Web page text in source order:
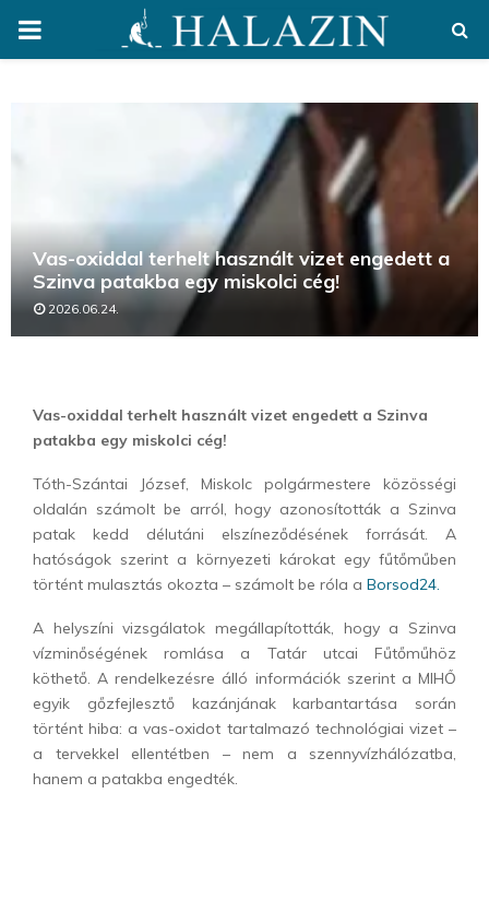
PRIMARY
Vas-oxiddal terhelt használt vizet engedett a
Szinva patakba egy miskolci cég!
2026.06.24.
Vas-oxiddal terhelt használt vizet engedett a Szinva
patakba egy miskolci cég!
Tóth-Szántai József, Miskolc polgármestere közösségi
oldalán számolt be arról, hogy azonosították a Szinva
patak kedd délutáni elszíneződésének forrását. A
hatóságok szerint a környezeti károkat egy fűtőműben
történt mulasztás okozta – számolt be róla a Borsod24.
A helyszíni vizsgálatok megállapították, hogy a Szinva
vízminőségének romlása a Tatár utcai Fűtőműhöz
köthető. A rendelkezésre álló információk szerint a MIHŐ
egyik gőzfejlesztő kazánjának karbantartása során
történt hiba: a vas-oxidot tartalmazó technológiai vizet –
a tervekkel ellentétben – nem a szennyvízhálózatba,
hanem a patakba engedték.